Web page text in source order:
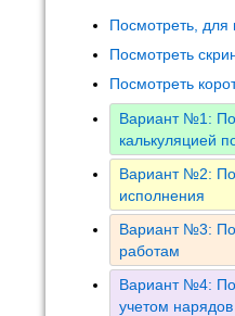
Посмотреть, для
Посмотреть
Посмотреть
Вариант №1:
калькуляцией
Вариант №2:
исполнения
Вариант №3:
работам
Вариант №4:
учетом нарядов